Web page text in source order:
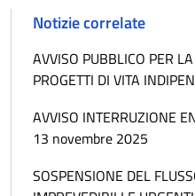
Notizie correlate
AVVISO PUBBLICO PER
PROGETTI DI VITA
AVVISO INTERRUZIONE
13 novembre 2025
SOSPENSIONE DEL